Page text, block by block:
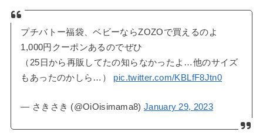
プチバトー福袋、ベビーならZOZOで買えるのよ
1,000円クーポンあるのでぜひ
（25日から再販してたの知らなかったよ…他のサイズ
もあったのかしら…） pic.twitter.com/KBLfF8Jtn0
— さきさき (@OiOisimama8) January 29, 2023